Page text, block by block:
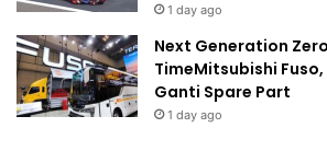
1 day ago
Next Generation
TimeMitsubishi
Ganti Spare Part
1 day ago